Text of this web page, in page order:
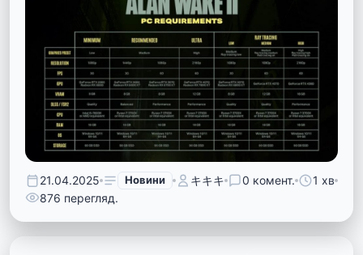
21.04.2025 Новини キキキ 0 комент.
1 хв
876 перегляд.